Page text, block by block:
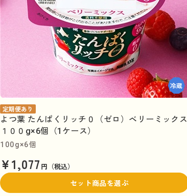
定期便あり
よつ葉 たんぱくリッチ０（ゼロ）ベリーミックス
１００g×6個（1ケース）
100g×6個
¥1,077 円（税込）
セット商品を選ぶ